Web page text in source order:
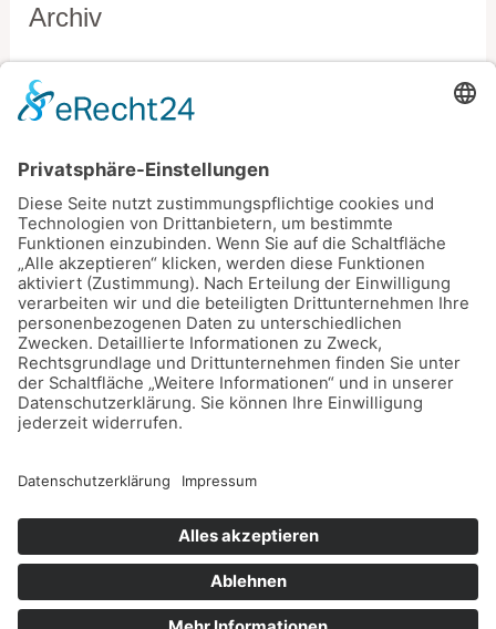
Archiv
Copyright © 2026 Dein Sparschwein
Datenschutz